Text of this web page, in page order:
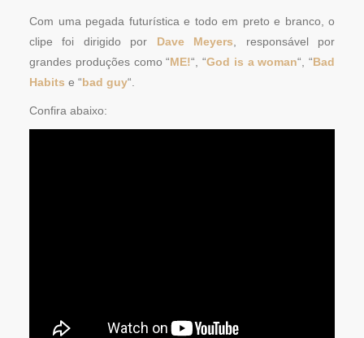
Com uma pegada futurística e todo em preto e branco, o
clipe foi dirigido por Dave Meyers , responsável por
grandes produções como “ME!“, “God is a woman“, “Bad
Habits e “bad guy“.
Confira abaixo: